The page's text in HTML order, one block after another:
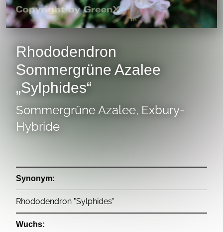
Rhododendron
Sommergrüne Azalee
„Sylphides“
Sommergrüne Azalee, Exbury-
Hybride
Synonym:
Rhododendron "Sylphides"
Wuchs: